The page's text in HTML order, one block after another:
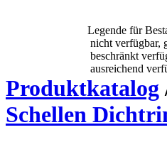
Legende für
nicht verfügbar,
beschränkt
ausreichend
Produktkatalog
Schellen